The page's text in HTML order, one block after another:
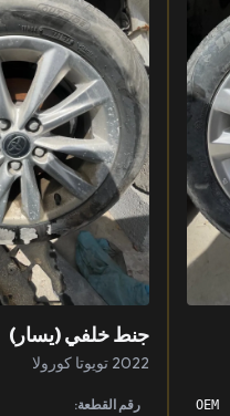
OEM
جنط خلفي (يسار)
2022 تويوتا كورولا
رقم القطعة: